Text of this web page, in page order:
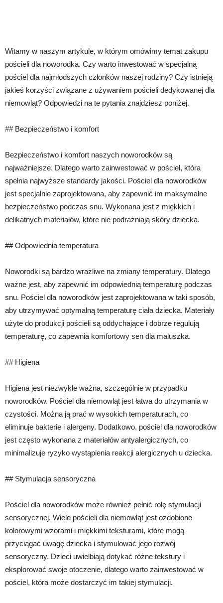
Witamy w naszym artykule, w którym omówimy temat zakupu
pościeli dla noworodka. Czy warto inwestować w specjalną
pościel dla najmłodszych członków naszej rodziny? Czy istnieją
jakieś korzyści związane z używaniem pościeli dedykowanej dla
niemowląt? Odpowiedzi na te pytania znajdziesz poniżej.
## Bezpieczeństwo i komfort
Bezpieczeństwo i komfort naszych noworodków są
najważniejsze. Dlatego warto zainwestować w pościel, która
spełnia najwyższe standardy jakości. Pościel dla noworodków
jest specjalnie zaprojektowana, aby zapewnić im maksymalne
bezpieczeństwo podczas snu. Wykonana jest z miękkich i
delikatnych materiałów, które nie podrażniają skóry dziecka.
## Odpowiednia temperatura
Noworodki są bardzo wrażliwe na zmiany temperatury. Dlatego
ważne jest, aby zapewnić im odpowiednią temperaturę podczas
snu. Pościel dla noworodków jest zaprojektowana w taki sposób,
aby utrzymywać optymalną temperaturę ciała dziecka. Materiały
użyte do produkcji pościeli są oddychające i dobrze regulują
temperaturę, co zapewnia komfortowy sen dla maluszka.
## Higiena
Higiena jest niezwykle ważna, szczególnie w przypadku
noworodków. Pościel dla niemowląt jest łatwa do utrzymania w
czystości. Można ją prać w wysokich temperaturach, co
eliminuje bakterie i alergeny. Dodatkowo, pościel dla noworodków
jest często wykonana z materiałów antyalergicznych, co
minimalizuje ryzyko wystąpienia reakcji alergicznych u dziecka.
## Stymulacja sensoryczna
Pościel dla noworodków może również pełnić rolę stymulacji
sensorycznej. Wiele pościeli dla niemowląt jest ozdobione
kolorowymi wzorami i miękkimi teksturami, które mogą
przyciągać uwagę dziecka i stymulować jego rozwój
sensoryczny. Dzieci uwielbiają dotykać różne tekstury i
eksplorować swoje otoczenie, dlatego warto zainwestować w
pościel, która może dostarczyć im takiej stymulacji.